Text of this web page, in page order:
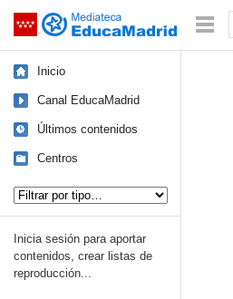
Saltar navegación
Inicio
Canal EducaMadrid
Últimos contenidos
Centros
Inicia sesión para aportar
contenidos, crear listas de
reproducción...